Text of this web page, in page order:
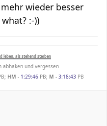
wieder besser
:-))
leben, als stehend sterben
abhaken und vergessen
HM - 1:29:46 PB; M - 3:18:43 PB